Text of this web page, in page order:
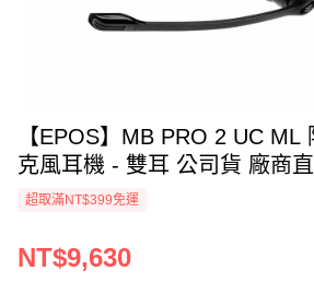
【EPOS】MB PRO 2 UC ML
克風耳機 - 雙耳 公司貨 廠商
超取滿NT$399免運
NT$9,630